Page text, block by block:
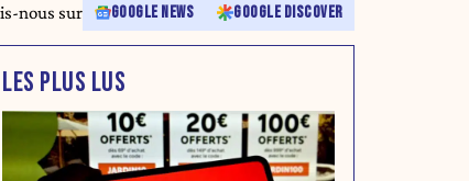
nous sur GOOGLE NEWS GOOGLE DISCOVER
LES PLUS LUS